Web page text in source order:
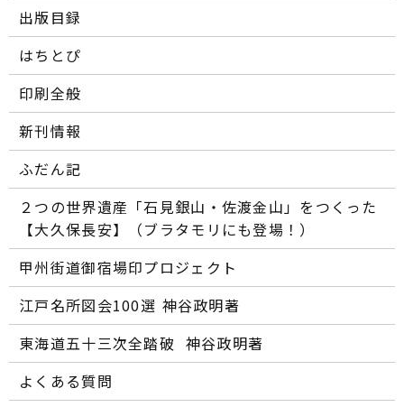
出版目録
はちとぴ
印刷全般
新刊情報
ふだん記
２つの世界遺産「石見銀山・佐渡金山」をつくった
【大久保長安】（ブラタモリにも登場！）
甲州街道御宿場印プロジェクト
江戸名所図会100選―― 神谷政明著
東海道五十三次全踏破 ―― 神谷政明著
よくある質問